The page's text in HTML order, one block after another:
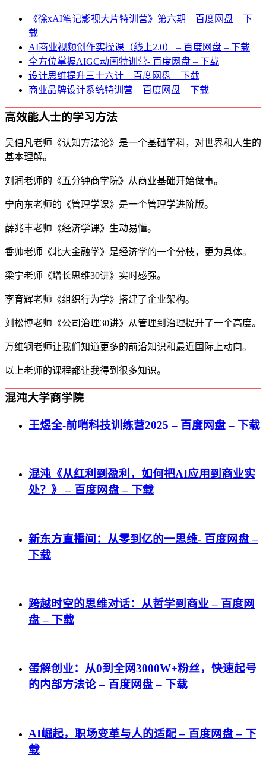
《徐xAI笔记影视大片特训营》第六期 – 百度网盘 – 下
载
AI商业视频创作实操课（线上2.0） – 百度网盘 – 下载
全方位掌握AIGC动画特训营- 百度网盘 – 下载
设计思维提升三十六计 – 百度网盘 – 下载
商业品牌设计系统特训营 – 百度网盘 – 下载
高效能人士的学习方法
吴伯凡老师《认知方法论》是一个基础学科，对世界和人生的
基本理解。
刘润老师的《五分钟商学院》从商业基础开始做事。
宁向东老师的《管理学课》是一个管理学进阶版。
薛兆丰老师《经济学课》生动易懂。
香帅老师《北大金融学》是经济学的一个分枝，更为具体。
梁宁老师《增长思维30讲》实时感强。
李育辉老师《组织行为学》搭建了企业架构。
刘松博老师《公司治理30讲》从管理到治理提升了一个高度。
万维钢老师让我们知道更多的前沿知识和最近国际上动向。
以上老师的课程都让我得到很多知识。
混沌大学商学院
王煜全-前哨科技训练营2025 – 百度网盘 – 下载
混沌《从红利到盈利，如何把AI应用到商业实
处？》 – 百度网盘 – 下载
新东方直播间：从零到亿的一思维- 百度网盘 –
下载
跨越时空的思维对话：从哲学到商业 – 百度网
盘 – 下载
蛋解创业：从0到全网3000W+粉丝，快速起号
的内部方法论 – 百度网盘 – 下载
AI崛起，职场变革与人的适配 – 百度网盘 – 下
载